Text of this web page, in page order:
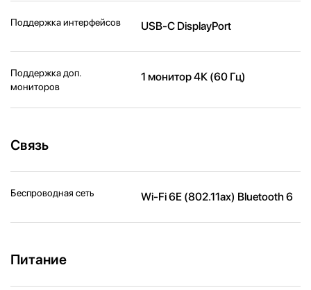
Поддержка интерфейсов USB-C DisplayPort
Поддержка доп.
мониторов
1 монитор 4К (60 Гц)
Связь
Беспроводная сеть Wi-Fi 6E (802.11ax) Bluetooth 6
Питание